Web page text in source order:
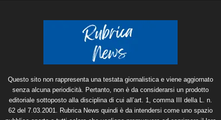
Questo sito non rappresenta una testata giornalistica e viene aggiornato
senza alcuna periodicità. Pertanto, non è da considerarsi un prodotto
editoriale sottoposto alla disciplina di cui all’art. 1, comma III della L. n.
62 del 7.03.2001. Rubrica News quindi è da intendersi come uno spazio